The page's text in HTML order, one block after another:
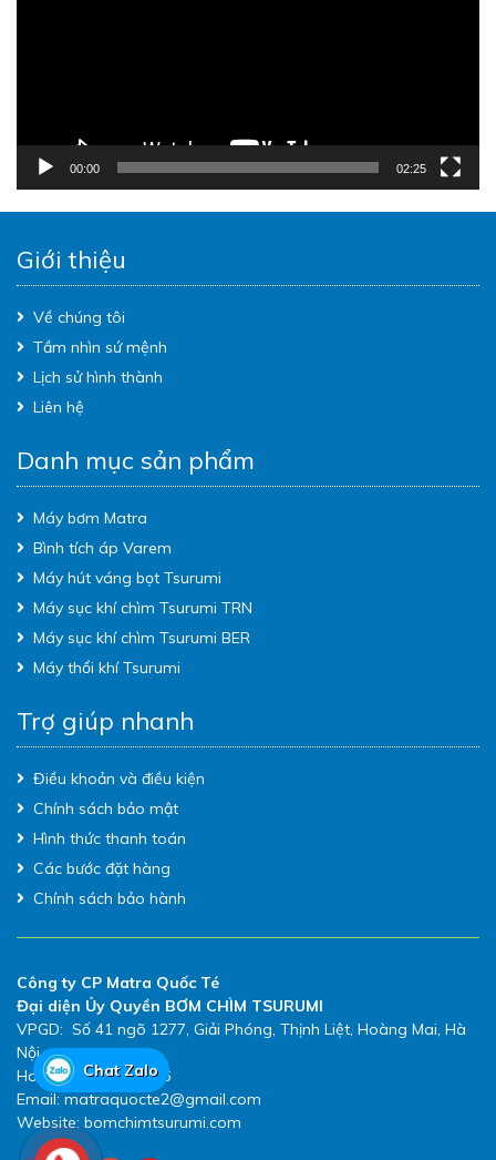
00:00 02:25
Giới thiệu
Về chúng tôi
Tầm nhìn sứ mệnh
Lịch sử hình thành
Liên hệ
Danh mục sản phẩm
Máy bơm Matra
Bình tích áp Varem
Máy hút váng bọt Tsurumi
Máy sục khí chìm Tsurumi TRN
Máy sục khí chìm Tsurumi BER
Máy thổi khí Tsurumi
Trợ giúp nhanh
Điều khoản và điều kiện
Chính sách bảo mật
Hình thức thanh toán
Các bước đặt hàng
Chính sách bảo hành
Công ty CP Matra Quốc Té
Đại diện Ủy Quyền BƠM CHÌM TSURUMI
VPGD: Số 41 ngõ 1277, Giải Phóng, Thịnh Liệt, Hoàng Mai, Hà
Nội
Hotline: 0983.480.896
Email: matraquocte2@gmail.com
Website: bomchimtsurumi.com
Chat Zalo